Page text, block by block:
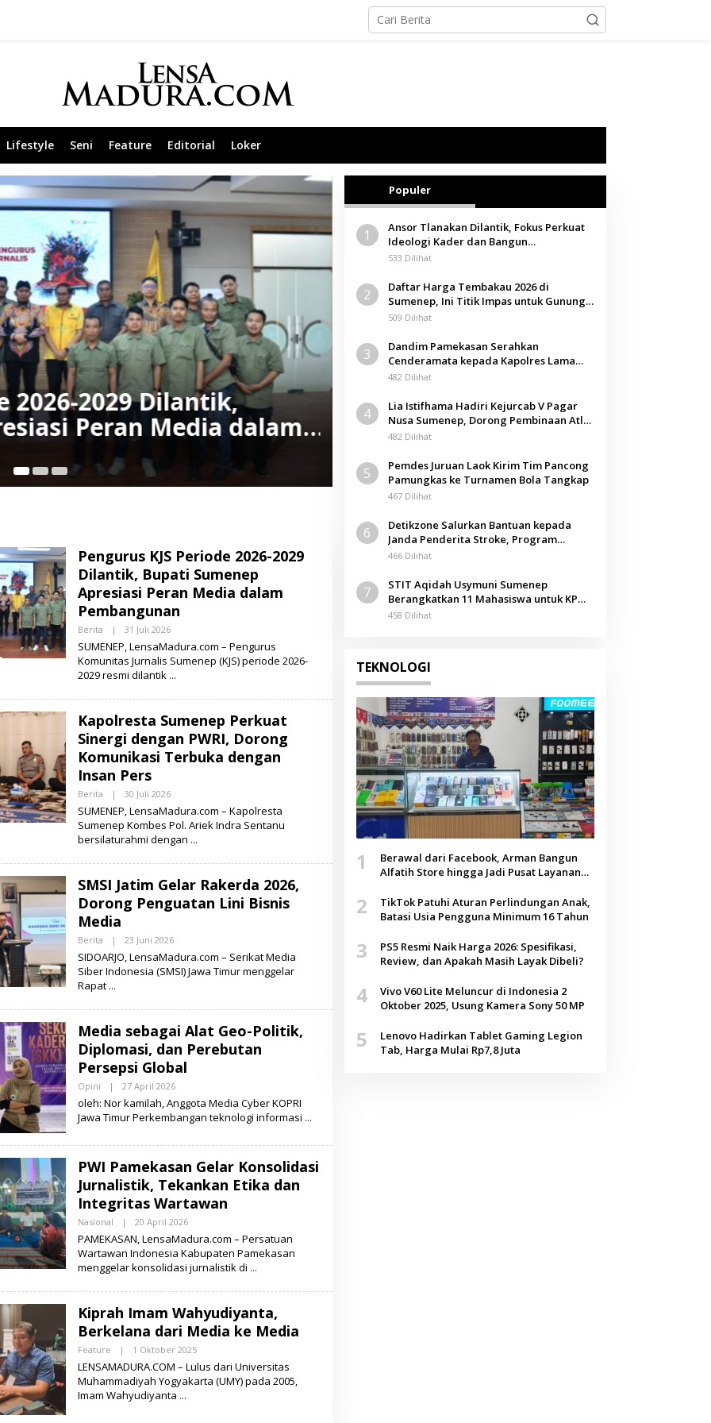
Lifestyle Seni Feature Editorial Loker
Perkuat Sinergi dengan
Komunikasi Terbuka dengan
Berita
SMSI Jatim Gelar
Penguatan Lini
Pengurus KJS Periode 2026-2029
Dilantik, Bupati Sumenep
Apresiasi Peran Media dalam
Pembangunan
Berita | 31 Juli 2026O
E
H
A
M
A
D
U
SUMENEP, LensaMadura.com – Pengurus
Komunitas Jurnalis Sumenep (KJS) periode 2026-
2029 resmi dilantik
Kapolresta Sumenep Perkuat
Sinergi dengan PWRI, Dorong
Komunikasi Terbuka dengan
Insan Pers
Berita | 30 Juli 2026O
E
H
L
E
A
M
A
D
R
SUMENEP, LensaMadura.com – Kapolresta
Sumenep Kombes Pol. Ariek Indra Sentanu
bersilaturahmi dengan
SMSI Jatim Gelar Rakerda 2026,
Dorong Penguatan Lini Bisnis
Media
Berita | 23 Juni 2026O
E
H
A
M
A
U
R
SIDOARJO, LensaMadura.com – Serikat Media
Siber Indonesia (SMSI) Jawa Timur menggelar
Rapat
Media sebagai Alat Geo-Politik,
Diplomasi, dan Perebutan
Persepsi Global
Opini | 27 April 2026O
E
H
S
A
M
D
U
A
oleh: Nor kamilah, Anggota Media Cyber KOPRI
Jawa Timur Perkembangan teknologi informasi
PWI Pamekasan Gelar Konsolidasi
Jurnalistik, Tekankan Etika dan
Integritas Wartawan
Nasional | 20 April 2026O
E
H
M
U
I
D
PAMEKASAN, LensaMadura.com – Persatuan
Wartawan Indonesia Kabupaten Pamekasan
menggelar konsolidasi jurnalistik di
Kiprah Imam Wahyudiyanta,
Berkelana dari Media ke Media
Feature | 1 Oktober 2025O
L
E
H
LENSAMADURA.COM – Lulus dari Universitas
Muhammadiyah Yogyakarta (UMY) pada 2005,
Imam Wahyudiyanta
Populer
1
Ansor Tlanakan Dilantik, Fokus Perkuat
Ideologi Kader dan Bangun
Kemandirian Ekonomi
533 Dilihat
2
Daftar Harga Tembakau 2026 di
Sumenep, Ini Titik Impas untuk Gunung,
Tegal, dan Sawah
509 Dilihat
3
Dandim Pamekasan Serahkan
Cenderamata kepada Kapolres Lama
pada Acara Kenal Pamit
482 Dilihat
4
Lia Istifhama Hadiri Kejurcab V Pagar
Nusa Sumenep, Dorong Pembinaan Atlet
Berkarakter
482 Dilihat
5
Pemdes Juruan Laok Kirim Tim Pancong
Pamungkas ke Turnamen Bola Tangkap
467 Dilihat
6
Detikzone Salurkan Bantuan kepada
Janda Penderita Stroke, Program
Berbagi Masuki Hari ke-61
466 Dilihat
7
STIT Aqidah Usymuni Sumenep
Berangkatkan 11 Mahasiswa untuk KPM
Internasional di Malaysia
458 Dilihat
TEKNOLOGI
1
Berawal dari Facebook, Arman Bangun
Alfatih Store hingga Jadi Pusat Layanan
2
TikTok Patuhi Aturan Perlindungan Anak,
Batasi Usia Pengguna Minimum 16 Tahun
3
PS5 Resmi Naik Harga 2026: Spesifikasi,
Review, dan Apakah Masih Layak Dibeli?
4
Vivo V60 Lite Meluncur di Indonesia 2
Oktober 2025, Usung Kamera Sony 50 MP
5
Lenovo Hadirkan Tablet Gaming Legion
Tab, Harga Mulai Rp7,8 Juta